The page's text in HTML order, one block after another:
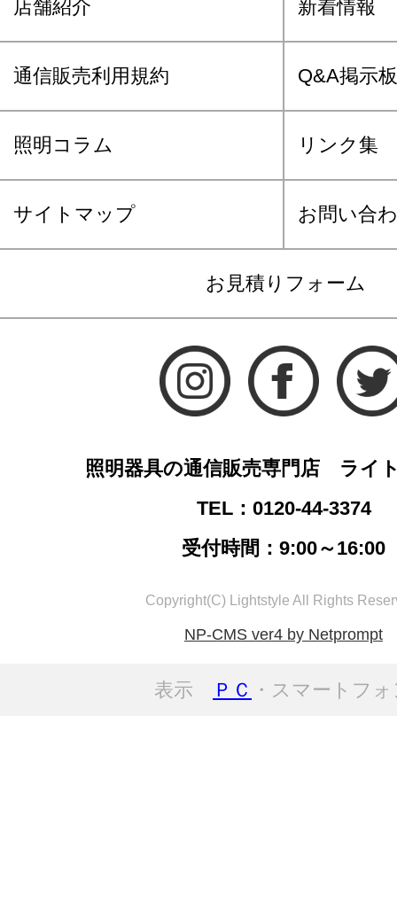
店舗紹介 新着情報
通信販売利用規約 Q&A掲示板
照明コラム リンク集
サイトマップ お問い合
お見積りフォーム
照明器具の通信販売専門店 ライ
TEL：0120-44-3374
受付時間：9:00～16:00
Copyright(C) Lightstyle All Rights
NP-CMS ver4 by Netprompt
表示 ＰＣ ・スマートフ